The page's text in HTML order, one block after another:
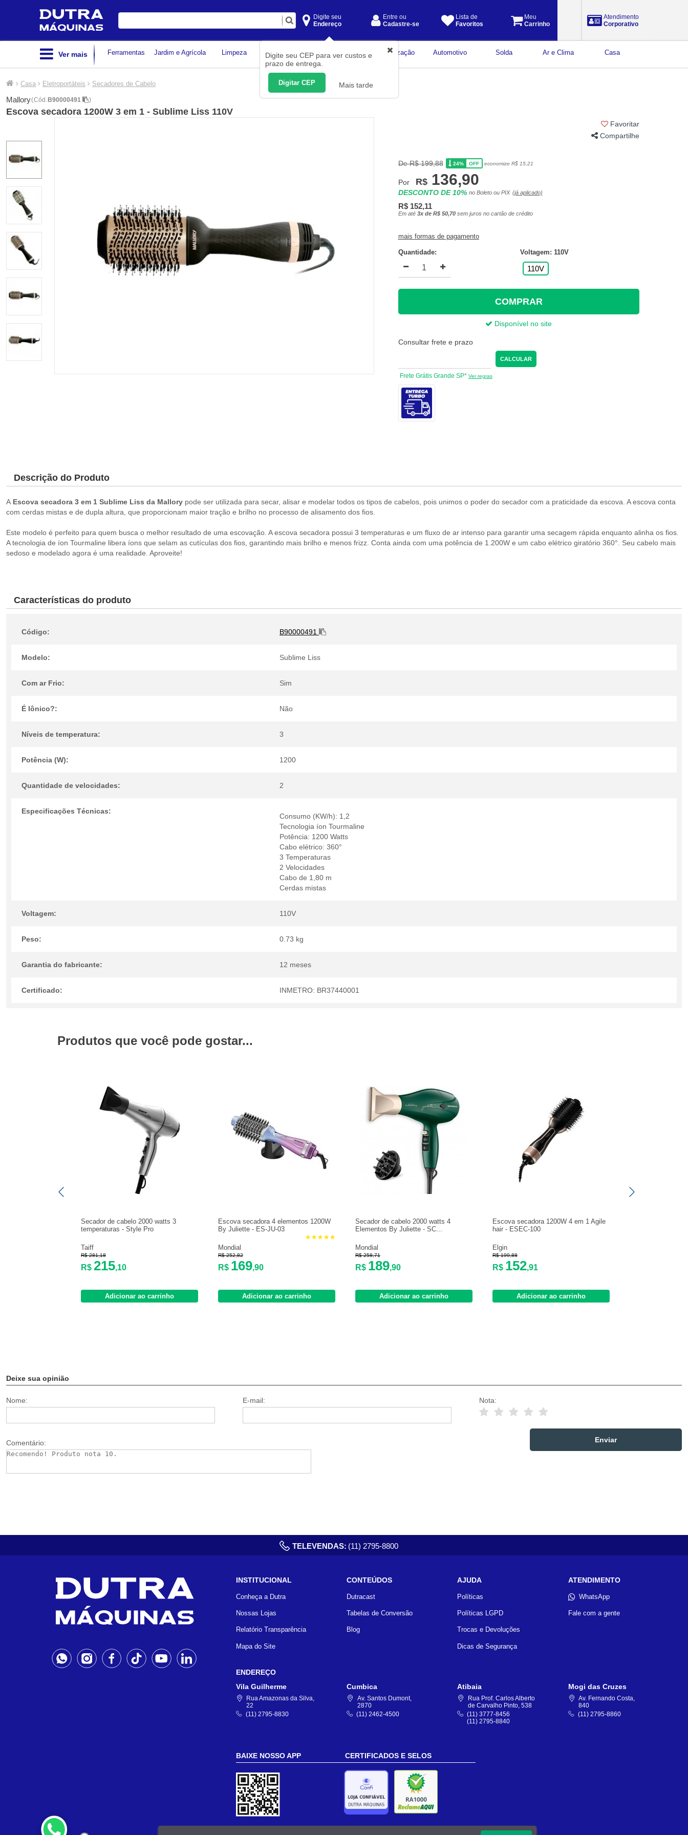
Digite
Digite seu
Endereço
Digite seu CEP para ver custos e
prazo de entrega.
Digitar CEP Mais tarde
Entre ou
Cadastre-se
Lista de
Favoritos
Meu
Carrinho
Atendimento
Corporativo
Ver mais Ferramentas Jardim e Agrícola Limpeza Construção Civil
Medição
Organização Automotivo Solda Ar e Clima Casa
Casa Eletroportáteis Secadores de Cabelo
Mallory(Cód. B90000491 )
Escova secadora 1200W 3 em 1 - Sublime Liss 110V
Favoritar
Compartilhe
De R$ 199,88 24% OFF economize R$ 15,21
Por R$ 136,90
DESCONTO DE 10% no Boleto ou PIX (já aplicado)
R$ 152,11
Em até 3x de R$ 50,70sem juros no cartão de crédito
mais formas de pagamento
Quantidade: Voltagem: 110V
110V
COMPRAR
Disponível no site
Consultar frete e prazo
CALCULAR
Frete Grátis Grande SP* Ver regras
Descrição do Produto
A Escova secadora 3 em 1 Sublime Liss da Mallory pode ser utilizada para secar, alisar e modelar todos os tipos de cabelos, pois unimos o poder do secador com a praticidade da escova. A escova conta
com cerdas mistas e de dupla altura, que proporcionam maior tração e brilho no processo de alisamento dos fios.
Este modelo é perfeito para quem busca o melhor resultado de uma escovação. A escova secadora possui 3 temperaturas e um fluxo de ar intenso para garantir uma secagem rápida enquanto alinha os fios.
A tecnologia de íon Tourmaline libera íons que selam as cutículas dos fios, garantindo mais brilho e menos frizz. Conta ainda com uma potência de 1.200W e um cabo elétrico giratório 360°. Seu cabelo mais
sedoso e modelado agora é uma realidade. Aproveite!
Características do produto
Código: B90000491
Modelo: Sublime Liss
Com ar Frio: Sim
É Iônico?: Não
Níveis de temperatura: 3
Potência (W): 1200
Quantidade de velocidades: 2
Especificações Técnicas:
Consumo (KW/h): 1,2
Tecnologia íon Tourmaline
Potência: 1200 Watts
Cabo elétrico: 360
3 Temperaturas
2 Velocidades
Cabo de 1,80 m
Cerdas mistas
Voltagem: 110V
Peso: 0.73 kg
Garantia do fabricante: 12 meses
Certificado: INMETRO: BR37440001
Produtos que você pode gostar...
Secador de cabelo 2000 watts 3
temperaturas - Style Pro
Taiff
R$ 281,18
R$ 215,10
Adicionar ao carrinho
Escova secadora 4 elementos 1200W
By Juliette - ES-JU-03
Mondial
R$ 252,82
R$ 169,90
Adicionar ao carrinho
Secador de cabelo 2000 watts 4
Elementos By Juliette - SC...
Mondial
R$ 258,71
R$ 189,90
Adicionar ao carrinho
Escova secadora 1200W 4 em 1 Agile
hair - ESEC-100
Elgin
R$ 199,88
R$ 152,91
Adicionar ao carrinho
Deixe sua opinião
Nome: E-mail: Nota:
Comentário:
TELEVENDAS: (11) 2795-8800
INSTITUCIONAL
Conheça a Dutra
Nossas Lojas
Relatório Transparência
Mapa do Site
CONTEÚDOS
Dutracast
Tabelas de Conversão
Blog
AJUDA
Políticas
Políticas LGPD
Trocas e Devoluções
Dicas de Segurança
ATENDIMENTO
WhatsApp
Fale com a gente
ENDEREÇO
Vila Guilherme
Rua Amazonas da Silva,
22
(11) 2795-8830
Cumbica
Av. Santos Dumont,
2870
(11) 2462-4500
Atibaia
Rua Prof. Carlos Alberto
de Carvalho Pinto, 538
(11) 3777-8456
(11) 2795-8840
Mogi das Cruzes
Av. Fernando Costa,
840
(11) 2795-8860
BAIXE NOSSO APP CERTIFICADOS E SELOS